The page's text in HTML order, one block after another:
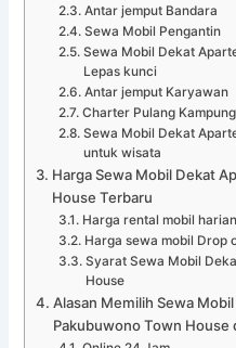
Antar jemput Bandara
Sewa Mobil Pengantin
Sewa Mobil Dekat
Lepas kunci
Antar jemput Karyawan
Charter Pulang
Sewa Mobil Dekat
untuk wisata
Harga Sewa Mobil Dekat
House Terbaru
Harga rental mobil harian
Harga sewa mobil Drop
Syarat Sewa Mobil
House
Alasan Memilih Sewa
Pakubuwono Town House